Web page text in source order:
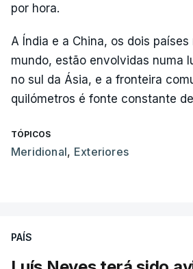
por hora.
A Índia e a China, os dois
mundo, estão envolvidas numa
no sul da Ásia, e a fronteira
quilómetros é fonte constante
TÓPICOS
Meridional, Exteriores
PAÍS